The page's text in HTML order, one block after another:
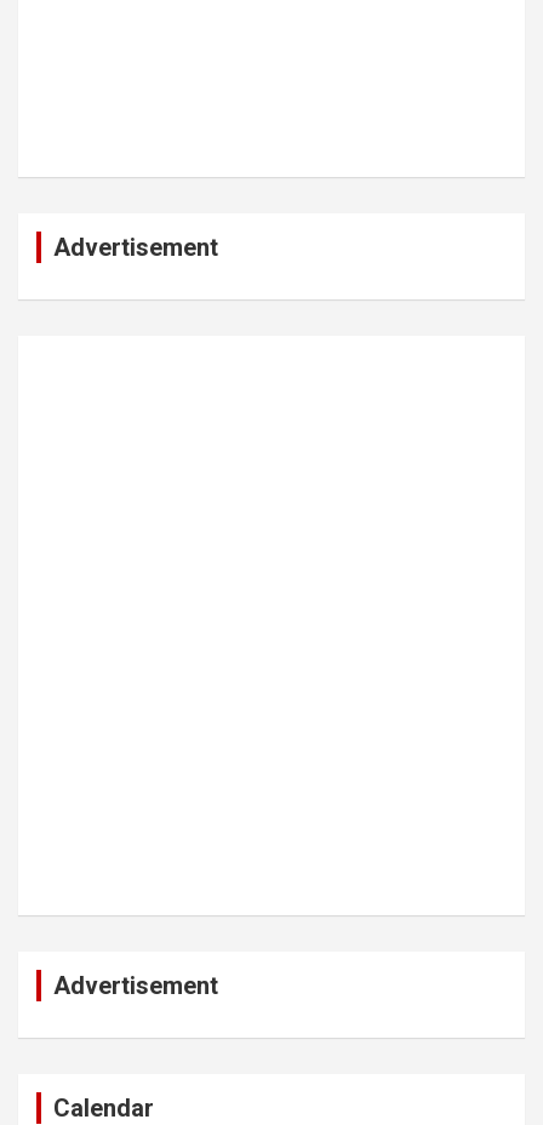
Advertisement
Advertisement
Calendar